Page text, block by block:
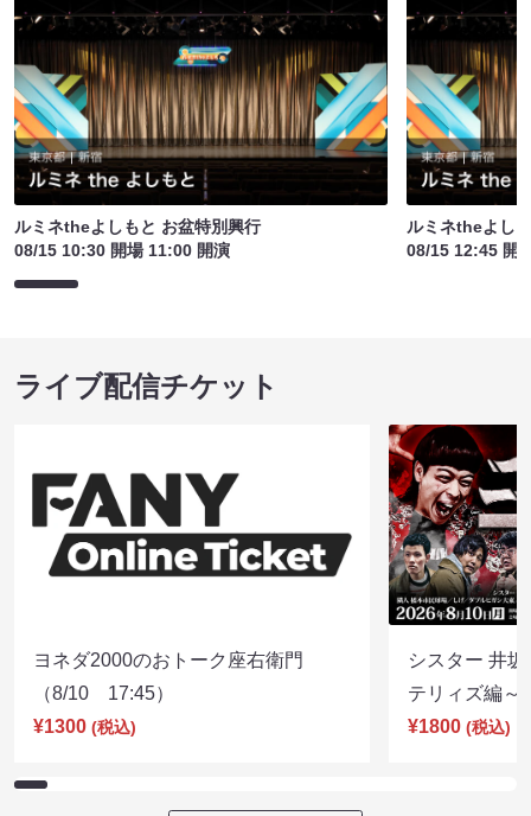
ルミネtheよしもと お盆特別興行
08/15 10:30 開場 11:00 開演
ルミネtheよし
08/15 12:45 開
ライブ配信チケット
ヨネダ2000のおトーク座右衛門
（8/10 17:45）
¥1300 (税込)
シスター 井
テリィズ編
¥1800 (税込)